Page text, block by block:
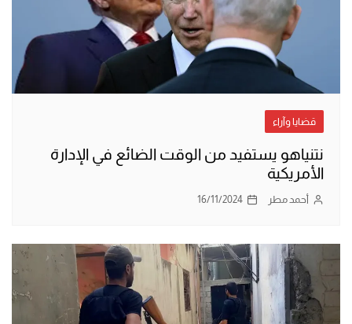
قضايا وآراء
نتنياهو يستفيد من الوقت الضائع في الإدارة
الأمريكية
أحمد مطر 16/11/2024